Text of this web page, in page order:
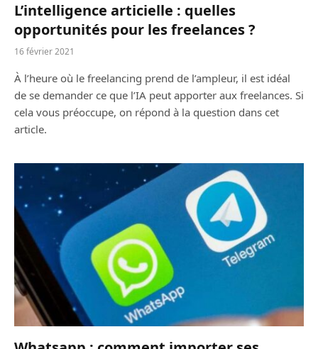
L’intelligence articielle : quelles
opportunités pour les freelances ?
16 février 2021
À l’heure où le freelancing prend de l’ampleur, il est idéal
de se demander ce que l’IA peut apporter aux freelances. Si
cela vous préoccupe, on répond à la question dans cet
article.